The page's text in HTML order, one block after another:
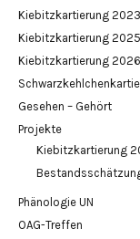
Kiebitzkartierung 2023
Kiebitzkartierung 2025
Kiebitzkartierung 2026
Gesehen – Gehört
Projekte
Kiebitzkartierung
Phänologie UN
OAG-Treffen